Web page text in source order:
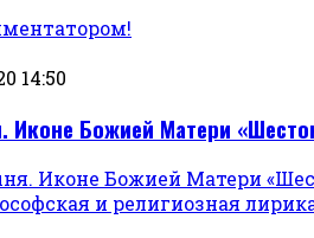
14:50
Иконе Божией Матери
и религиозная